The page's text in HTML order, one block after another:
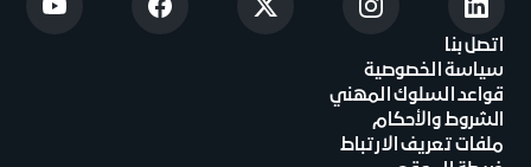
اتصل بنا
سياسة الخصوصية
قواعد السلوك المهني
الشروط والأحكام
ملفات تعريف الارتباط